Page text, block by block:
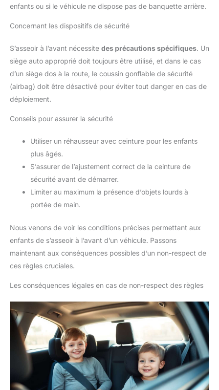
enfants ou si le véhicule ne dispose pas de banquette arrière.
Concernant les dispositifs de sécurité
S’asseoir à l’avant nécessite des précautions spécifiques. Un
siège auto approprié doit toujours être utilisé, et dans le cas
d’un siège dos à la route, le coussin gonflable de sécurité
(airbag) doit être désactivé pour éviter tout danger en cas de
déploiement.
Conseils pour assurer la sécurité
Utiliser un réhausseur avec ceinture pour les enfants
plus âgés.
S’assurer de l’ajustement correct de la ceinture de
sécurité avant de démarrer.
Limiter au maximum la présence d’objets lourds à
portée de main.
Nous venons de voir les conditions précises permettant aux
enfants de s’asseoir à l’avant d’un véhicule. Passons
maintenant aux conséquences possibles d’un non-respect de
ces règles cruciales.
Les conséquences légales en cas de non-respect des règles